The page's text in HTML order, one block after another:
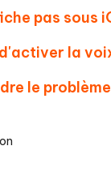
sans PC
pas sous
la
le